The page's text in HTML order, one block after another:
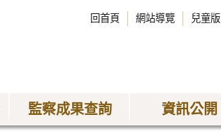
回首頁 網站導覽 兒童版
監察成果查詢 資訊公開